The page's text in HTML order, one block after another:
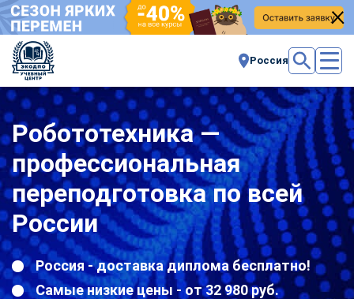
Россия
Робототехника —
профессиональная
переподготовка по всей
России
Россия - доставка диплома бесплатно!
Самые низкие цены - от 32 980 руб.